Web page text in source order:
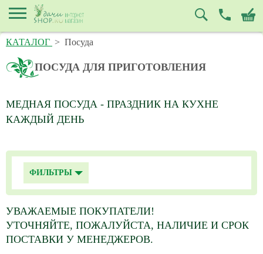
КАТАЛОГ > Посуда
ПОСУДА ДЛЯ ПРИГОТОВЛЕНИЯ
МЕДНАЯ ПОСУДА - ПРАЗДНИК НА КУХНЕ
КАЖДЫЙ ДЕНЬ
ФИЛЬТРЫ
УВАЖАЕМЫЕ ПОКУПАТЕЛИ!
УТОЧНЯЙТЕ, ПОЖАЛУЙСТА, НАЛИЧИЕ И СРОК
ПОСТАВКИ У МЕНЕДЖЕРОВ.